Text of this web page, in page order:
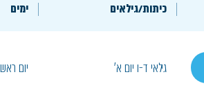
כיתות/גילאים ימים
גילאי ד-ו יום א' יום